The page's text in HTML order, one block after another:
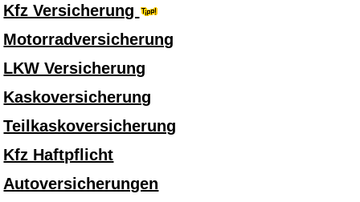
Kfz Versicherung
Motorradversicherung
LKW Versicherung
Kaskoversicherung
Teilkaskoversicherung
Kfz Haftpflicht
Autoversicherungen